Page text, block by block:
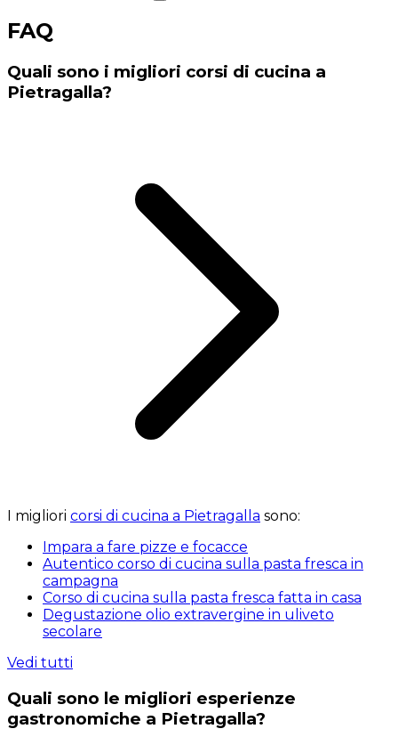
FAQ
Quali sono i migliori corsi di cucina a
Pietragalla?
I migliori corsi di cucina a Pietragalla sono:
Impara a fare pizze e focacce
Autentico corso di cucina sulla pasta fresca in
campagna
Corso di cucina sulla pasta fresca fatta in casa
Degustazione olio extravergine in uliveto
secolare
Vedi tutti
Quali sono le migliori esperienze
gastronomiche a Pietragalla?